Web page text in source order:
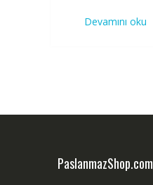
Devamını oku
PaslanmazShop.com